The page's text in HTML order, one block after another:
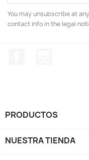
You may unsubscribe at
contact info in the legal
PRODUCTOS
NUESTRA TIENDA